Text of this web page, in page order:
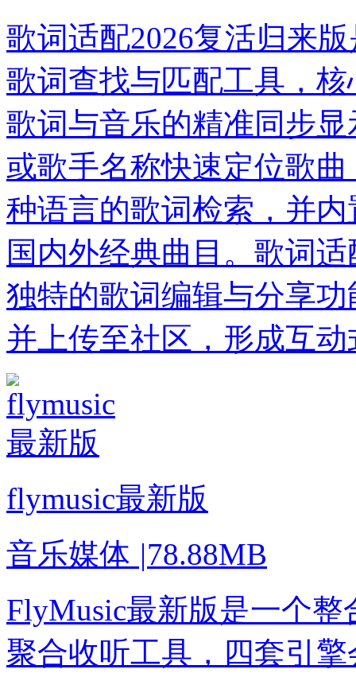
歌词适配2026复活归来
歌词查找与匹配工具，
歌词与音乐的精准同步
或歌手名称快速定位歌
种语言的歌词检索，并
国内外经典曲目。歌词
独特的歌词编辑与分享
并上传至社区，形成互
flymusic最新版
音乐媒体 |78.88MB
FlyMusic最新版是一个
聚合收听工具，四套引